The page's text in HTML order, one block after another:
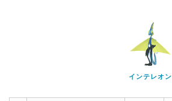
インテレオン